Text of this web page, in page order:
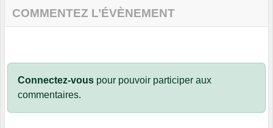
COMMENTEZ L’ÉVÈNEMENT
Connectez-vous pour pouvoir participer aux
commentaires.